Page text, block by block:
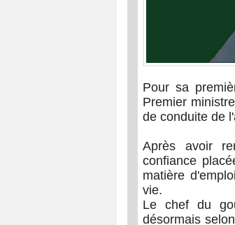
Pour sa
Premier
de conduite de
Après avoir
confiance
matière
vie.
Le chef du
désormais